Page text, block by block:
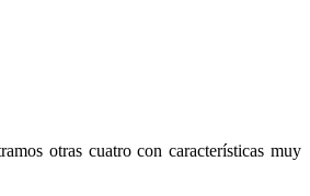
otras cuatro con características muy